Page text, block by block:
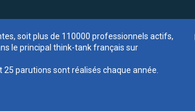
soit plus de 110000 professionnels actifs,
le principal think-tank français sur
25 parutions sont réalisés chaque année.